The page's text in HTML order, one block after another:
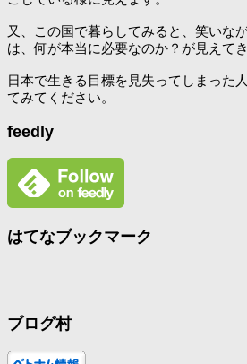
又、この国で暮らしてみると、笑いな
は、何が本当に必要なのか？が見えてき
日本で生きる目標を見失ってしまった
てみてください。
feedly
はてなブックマーク
ブログ村